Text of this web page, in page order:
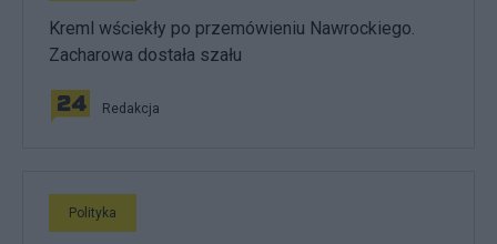
Kreml wściekły po przemówieniu Nawrockiego.
Zacharowa dostała szału
Redakcja
Polityka